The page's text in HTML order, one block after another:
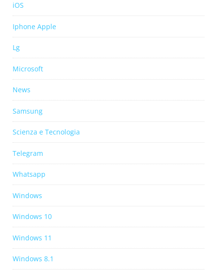
iOS
Iphone Apple
Lg
Microsoft
News
Samsung
Scienza e Tecnologia
Telegram
Whatsapp
Windows
Windows 10
Windows 11
Windows 8.1